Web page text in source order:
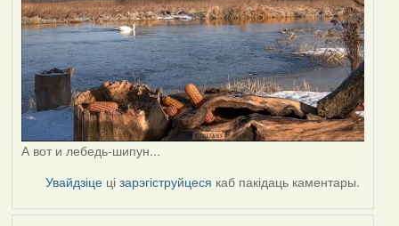
А вот и лебедь-шипун...
Увайдзіце цізарэгіструйцеся каб пакідаць каментары.